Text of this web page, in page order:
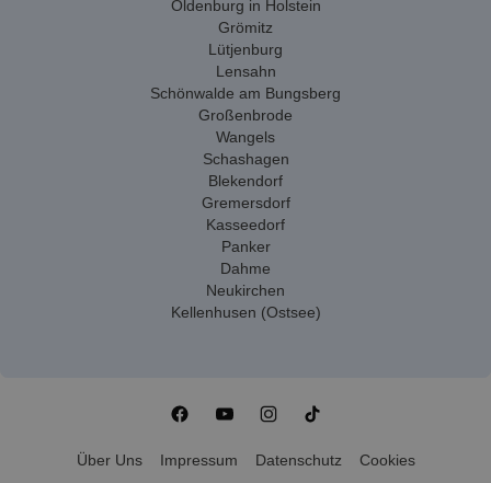
Oldenburg in Holstein
Grömitz
Lütjenburg
Lensahn
Schönwalde am Bungsberg
Großenbrode
Wangels
Schashagen
Blekendorf
Gremersdorf
Kasseedorf
Panker
Dahme
Neukirchen
Kellenhusen (Ostsee)
Über Uns Impressum Datenschutz Cookies